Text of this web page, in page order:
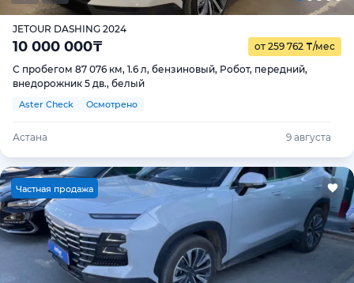
JETOUR DASHING 2024
10 000 000₸ от 259 762 ₸/мес
С пробегом 87 076 км, 1.6 л, бензиновый, Робот, передний,
внедорожник 5 дв., белый
Aster Check Осмотрено
Астана 9 августа
Частная продажа